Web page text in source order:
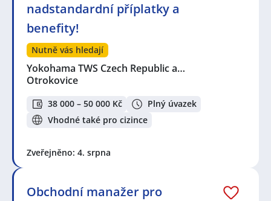
nadstandardní příplatky a
benefity!
Nutně vás hledají
Yokohama TWS Czech Republic a…
Otrokovice
38 000 – 50 000 Kč
Plný úvazek
Vhodné také pro cizince
Zveřejněno: 4. srpna
Obchodní manažer pro